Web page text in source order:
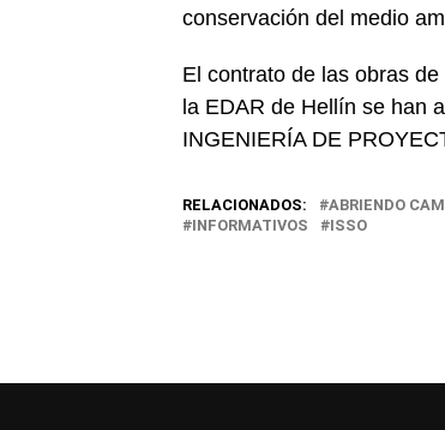
conservación del medio
El contrato de las obras
la EDAR de Hellín se han
INGENIERÍA DE
RELACIONADOS: ABRIENDO
INFORMATIVOS
ISSO